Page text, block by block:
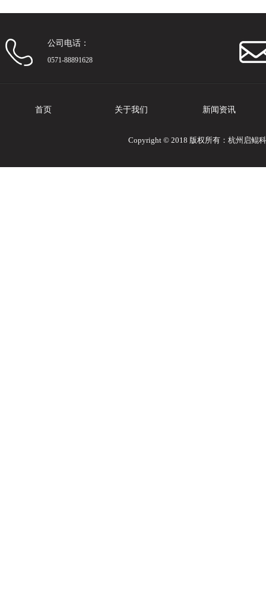
公司电话：
0571-88891628
首页 关于我们 新闻资讯
Copyright © 2018 版权所有：杭州启鲲